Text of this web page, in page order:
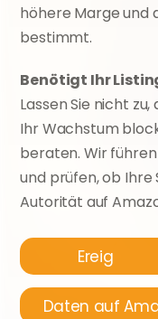
höhere Marge und
bestimmt.
Benötigt Ihr
Lassen Sie nicht
Ihr Wachstum
beraten. Wir
und prüfen, ob
Autorität auf
Ereignisse
Daten auf